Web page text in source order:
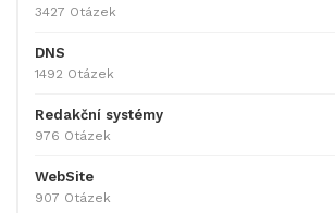
3427 Otázek
DNS
1492 Otázek
Redakční systémy
976 Otázek
WebSite
907 Otázek